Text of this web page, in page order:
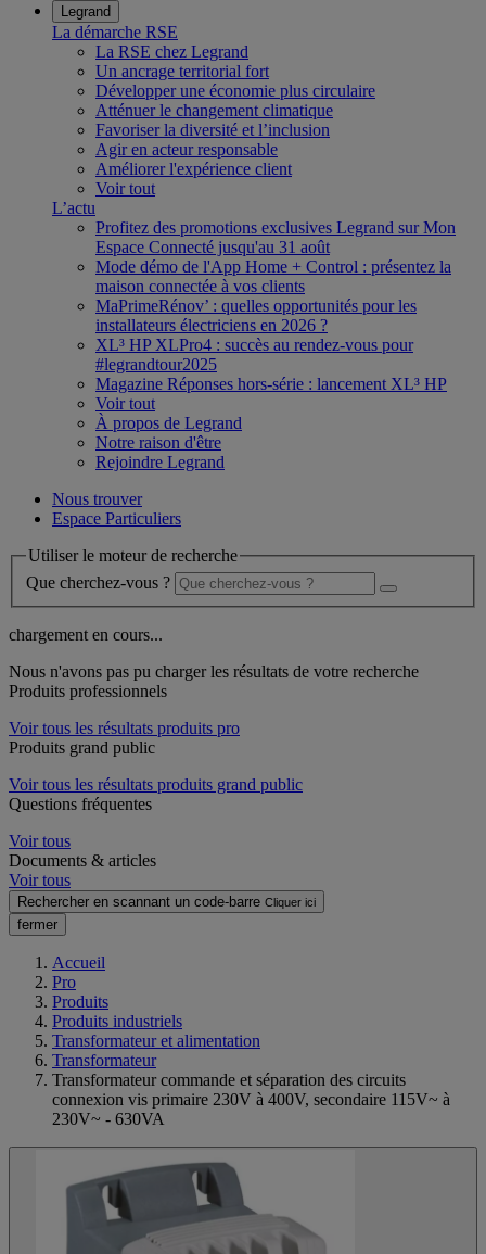
Legrand
La démarche RSE
La RSE chez Legrand
Un ancrage territorial fort
Développer une économie plus circulaire
Atténuer le changement climatique
Favoriser la diversité et l’inclusion
Agir en acteur responsable
Améliorer l'expérience client
Voir tout
L’actu
Profitez des promotions exclusives Legrand sur Mon
Espace Connecté jusqu'au 31 août
Mode démo de l'App Home + Control : présentez la
maison connectée à vos clients
MaPrimeRénov’ : quelles opportunités pour les
installateurs électriciens en 2026 ?
XL³ HP XLPro4 : succès au rendez-vous pour
#legrandtour2025
Magazine Réponses hors-série : lancement XL³ HP
Voir tout
À propos de Legrand
Notre raison d'être
Rejoindre Legrand
Nous trouver
Espace Particuliers
Utiliser le moteur de recherche
Que cherchez-vous ?
chargement en cours...
Nous n'avons pas pu charger les résultats de votre recherche
Produits professionnels
Voir tous les résultats produits pro
Produits grand public
Voir tous les résultats produits grand public
Questions fréquentes
Voir tous
Documents & articles
Voir tous
Rechercher en scannant un code-barre Cliquer ici
fermer
Accueil
Pro
Produits
Produits industriels
Transformateur et alimentation
Transformateur
Transformateur commande et séparation des circuits
connexion vis primaire 230V à 400V, secondaire 115V~ à
230V~ - 630VA